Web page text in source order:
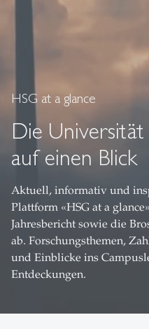
HSG at a glance
Die Universität
auf einen Blick
Aktuell, informativ und
Plattform «HSG at a
Jahresbericht sowie die
ab. Forschungsthemen,
und Einblicke ins
Entdeckungen.